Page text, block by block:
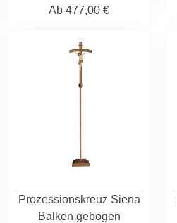
Ab 477,00 €
Prozessionskreuz Siena
Balken gebogen